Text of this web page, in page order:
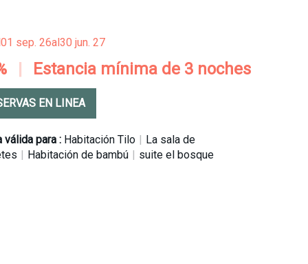
01 sep. 26al30 jun. 27
Estancia mínima de 3 noches
EN LINEA
válida para : Habitación Tilo | La sala de
| Habitación de bambú | suite el bosque